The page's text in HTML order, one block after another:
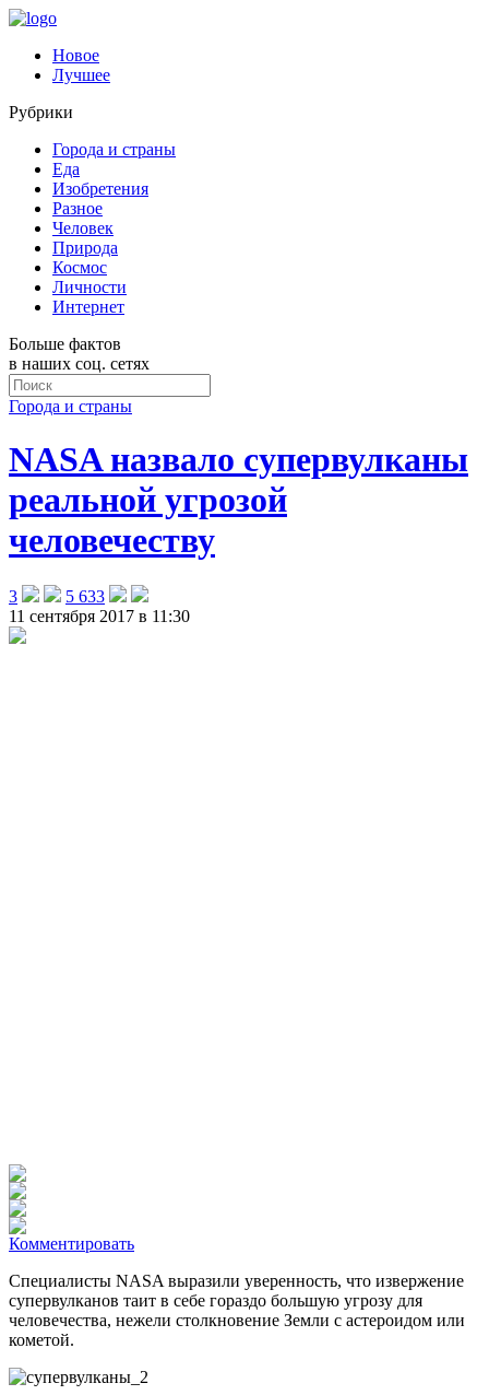
Новое
Лучшее
Рубрики
Города и страны
Еда
Изобретения
Разное
Человек
Природа
Космос
Личности
Интернет
Больше фактов
в наших соц. сетях
Города и страны
NASA назвало супервулканы
реальной угрозой
человечеству
3
5 633
11 сентября 2017 в 11:30
Комментировать
Специалисты NASA выразили уверенность, что извержение
супервулканов таит в себе гораздо большую угрозу для
человечества, нежели столкновение Земли с астероидом или
кометой.